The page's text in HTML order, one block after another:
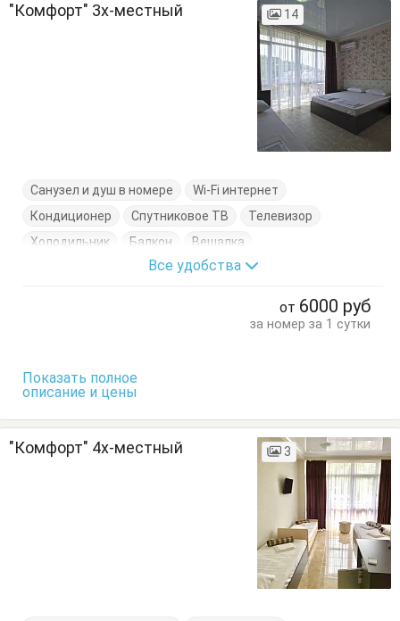
"Комфорт" 3х-местный 14
Санузел и душ в номере
Wi-Fi интернет
Кондиционер
Спутниковое ТВ
Телевизор
Холодильник
Балкон
Вешалка
Журнальный столик
Кресло
Кровать двуспальная
Шкаф
Все удобства
от 6000 руб
за номер за 1 сутки
Показать полное
описание и цены
"Комфорт" 4х-местный 3